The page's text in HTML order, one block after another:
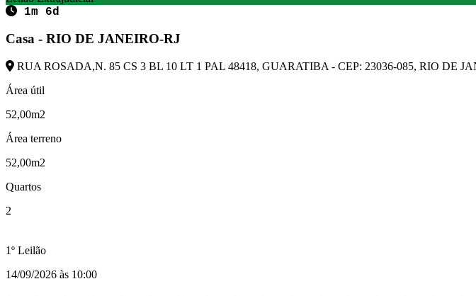
1m 6d
Casa - RIO DE JANEIRO-RJ
RUA ROSADA,N. 85 CS 3 BL 10 LT 1 PAL 48418, GUARATIBA - CEP: 23036-085, RIO DE
Área útil
52,00m2
Área terreno
52,00m2
Quartos
2
1º Leilão
14/09/2026 às 10:00